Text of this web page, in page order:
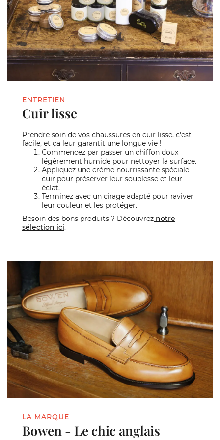
ENTRETIEN
Cuir lisse
Prendre soin de vos chaussures en cuir lisse, c'est
facile, et ça leur garantit une longue vie !
Commencez par passer un chiffon doux
légèrement humide pour nettoyer la surface.
Appliquez une crème nourrissante spéciale
cuir pour préserver leur souplesse et leur
éclat.
Terminez avec un cirage adapté pour raviver
leur couleur et les protéger.
Besoin des bons produits ? Découvrez notre
sélection ici.
LA MARQUE
Bowen - Le chic anglais